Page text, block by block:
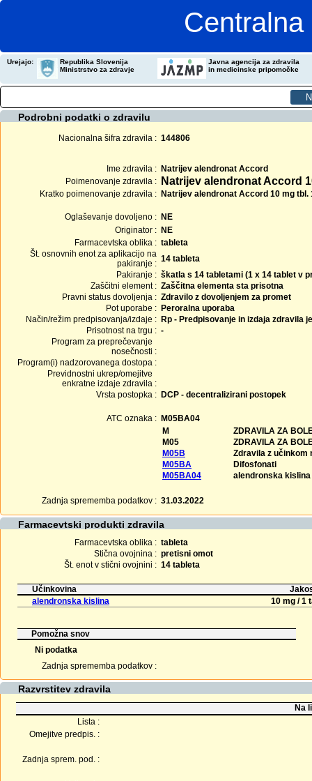
Urejajo:
Republika Slovenija
Ministrstvo za zdravje
Javna agencija za zdravila
in medicinske pripomočke
Podrobni podatki o zdravilu
Nacionalna šifra zdravila : 144806
Ime zdravila : Natrijev alendronat Accord
Poimenovanje zdravila :
Natrijev alendronat Accord
Kratko poimenovanje zdravila : Natrijev alendronat Accord 10 mg tbl.
Oglaševanje dovoljeno : NE
Originator : NE
Farmacevtska oblika : tableta
Št. osnovnih enot za aplikacijo na
pakiranje : 14 tableta
Pakiranje : škatla s 14 tabletami (1 x 14 tablet v
Zaščitni element : Zaščitna elementa sta prisotna
Pravni status dovoljenja : Zdravilo z dovoljenjem za promet
Pot uporabe : Peroralna uporaba
Način/režim predpisovanja/izdaje : Rp - Predpisovanje in izdaja zdravila
Prisotnost na trgu : -
Program za preprečevanje
nosečnosti :
Program(i) nadzorovanega dostopa :
Previdnostni ukrep/omejitve
enkratne izdaje zdravila :
Vrsta postopka : DCP - decentralizirani postopek
ATC oznaka : M05BA04
M
ZDRAVILA ZA
M05
ZDRAVILA ZA
M05B
Zdravila z učinkom
M05BA
Difosfonati
M05BA04
alendronska kislina
Zadnja sprememba podatkov : 31.03.2022
Farmacevtski produkti zdravila
Farmacevtska oblika : tableta
Stična ovojnina : pretisni omot
Št. enot v stični ovojnini : 14 tableta
Učinkovina
alendronska kislina
10 mg / 1
Pomožna snov
Ni podatka
Zadnja sprememba podatkov :
Razvrstitev zdravila
Na
Lista :
Omejitve predpis. :
Zadnja sprem. pod. :